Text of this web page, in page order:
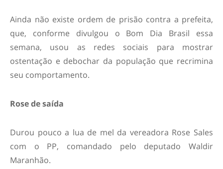
Ainda não existe ordem de prisão contra a prefeita,
que, conforme divulgou o Bom Dia Brasil essa
semana, usou as redes sociais para mostrar
ostentação e debochar da população que recrimina
seu comportamento.
Rose de saída
Durou pouco a lua de mel da vereadora Rose Sales
com o PP, comandado pelo deputado Waldir
Maranhão.